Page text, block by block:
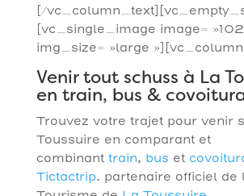
[/
[vc_single_image image=
img_size= »large
Venir tout schuss à La
en train, bus &
Trouvez votre trajet pour venir
Toussuire en comparant et
combinant train, bus et
Tictactrip. partenaire officiel de